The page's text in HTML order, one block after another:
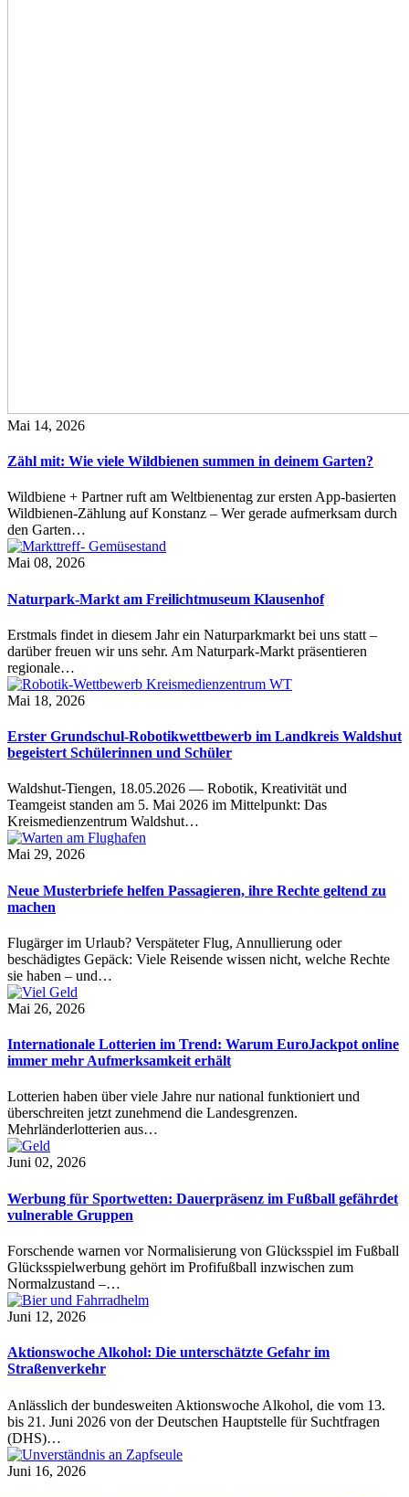
Mai 14, 2026
Zähl mit: Wie viele Wildbienen summen in deinem Garten?
Wildbiene + Partner ruft am Weltbienentag zur ersten App-basierten
Wildbienen-Zählung auf Konstanz – Wer gerade aufmerksam durch
den Garten…
Mai 08, 2026
Naturpark-Markt am Freilichtmuseum Klausenhof
Erstmals findet in diesem Jahr ein Naturparkmarkt bei uns statt –
darüber freuen wir uns sehr. Am Naturpark-Markt präsentieren
regionale…
Mai 18, 2026
Erster Grundschul-Robotikwettbewerb im Landkreis Waldshut
begeistert Schülerinnen und Schüler
Waldshut-Tiengen, 18.05.2026 — Robotik, Kreativität und
Teamgeist standen am 5. Mai 2026 im Mittelpunkt: Das
Kreismedienzentrum Waldshut…
Mai 29, 2026
Neue Musterbriefe helfen Passagieren, ihre Rechte geltend zu
machen
Flugärger im Urlaub? Verspäteter Flug, Annullierung oder
beschädigtes Gepäck: Viele Reisende wissen nicht, welche Rechte
sie haben – und…
Mai 26, 2026
Internationale Lotterien im Trend: Warum EuroJackpot online
immer mehr Aufmerksamkeit erhält
Lotterien haben über viele Jahre nur national funktioniert und
überschreiten jetzt zunehmend die Landesgrenzen.
Mehrländerlotterien aus…
Juni 02, 2026
Werbung für Sportwetten: Dauerpräsenz im Fußball gefährdet
vulnerable Gruppen
Forschende warnen vor Normalisierung von Glücksspiel im Fußball
Glücksspielwerbung gehört im Profifußball inzwischen zum
Normalzustand –…
Juni 12, 2026
Aktionswoche Alkohol: Die unterschätzte Gefahr im
Straßenverkehr
Anlässlich der bundesweiten Aktionswoche Alkohol, die vom 13.
bis 21. Juni 2026 von der Deutschen Hauptstelle für Suchtfragen
(DHS)…
Juni 16, 2026